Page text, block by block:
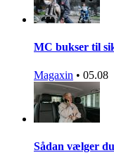
MC bukser til
Magaxin • 05.08
Sådan vælger